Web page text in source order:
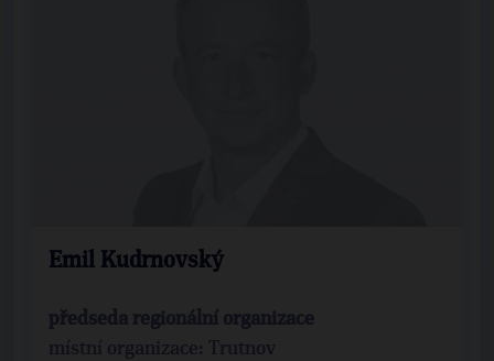
Emil Kudrnovský
předseda regionální organizace
místní organizace: Trutnov